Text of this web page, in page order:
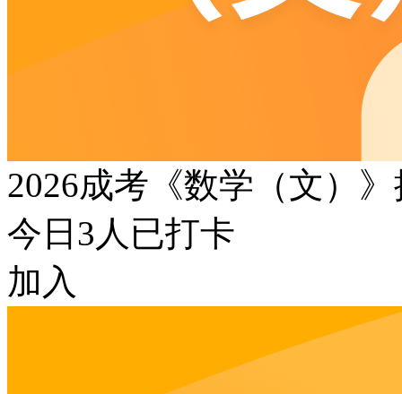
2026成考《数学（文）
今日 3 人已打卡
加入